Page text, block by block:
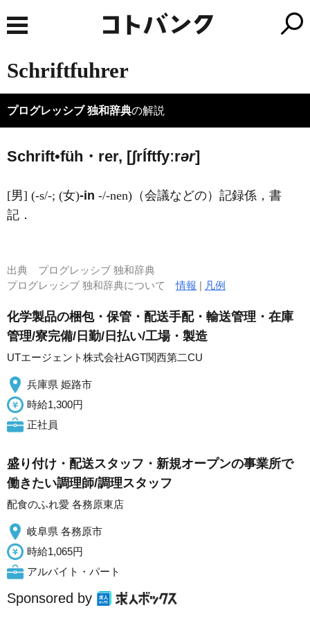
Schriftfuhrer
プログレッシブ 独和辞典の解説
Schrift•füh・rer, [ʃrÍftfyːrər]
[男] (-s/-; (女)-in -/-nen)（会議などの）記録係，書
記．
出典 プログレッシブ 独和辞典
プログレッシブ 独和辞典について情報 | 凡例
化学製品の梱包・保管・配送手配・輸送管理・在庫
管理/寮完備/日勤/日払い/工場・製造
UTエージェント株式会社AGT関西第二CU
兵庫県 姫路市
時給1,300円
正社員
盛り付け・配送スタッフ・新規オープンの事業所で
働きたい調理師/調理スタッフ
配食のふれ愛 各務原東店
岐阜県 各務原市
時給1,065円
アルバイト・パート
Sponsored by